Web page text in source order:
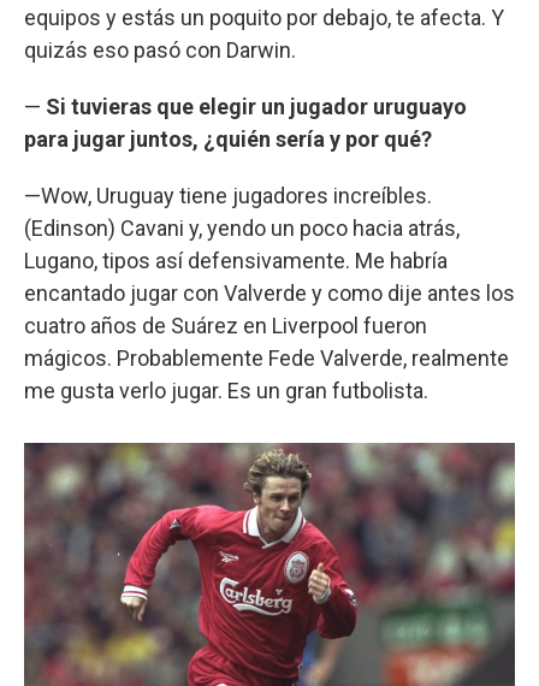
equipos y estás un poquito por debajo, te afecta. Y
quizás eso pasó con Darwin.
— Si tuvieras que elegir un jugador uruguayo
para jugar juntos, ¿quién sería y por qué?
—Wow, Uruguay tiene jugadores increíbles.
(Edinson) Cavani y, yendo un poco hacia atrás,
Lugano, tipos así defensivamente. Me habría
encantado jugar con Valverde y como dije antes los
cuatro años de Suárez en Liverpool fueron
mágicos. Probablemente Fede Valverde, realmente
me gusta verlo jugar. Es un gran futbolista.